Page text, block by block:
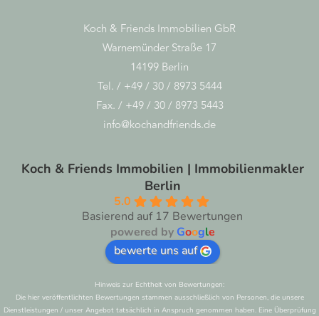
Koch & Friends Immobilien GbR
Warnemünder Straße 17
14199 Berlin
Tel. / +49 / 30 / 8973 5444
Fax. / +49 / 30 / 8973 5443
info@kochandfriends.de
Koch & Friends Immobilien | Immobilienmakler
Berlin
5.0
Basierend auf 17 Bewertungen
powered by Google
bewerte uns auf
Hinweis zur Echtheit von Bewertungen:
Die hier veröffentlichten Bewertungen stammen ausschließlich von Personen, die unsere
Dienstleistungen / unser Angebot tatsächlich in Anspruch genommen haben. Eine Überprüfung